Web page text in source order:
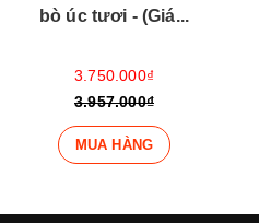
hộp pate gan ngỗng -...
3.550.000₫
3.957.000₫
MUA HÀNG